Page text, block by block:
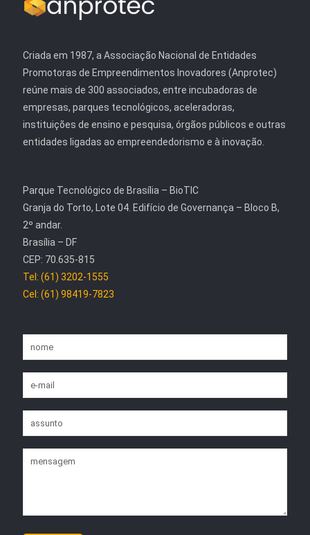
Criada em 1987, a Associação Nacional de Entidades
Promotoras de Empreendimentos Inovadores (Anprotec)
reúne mais de 300 associados, entre incubadoras de
empresas, parques tecnológicos, aceleradoras,
instituições de ensino e pesquisa, órgãos públicos e outras
entidades ligadas ao empreendedorismo e à inovação.
Parque Tecnológico de Brasília – BioTIC
Granja do Torto, Lote 04. Edifício de Governança – Bloco B,
2º andar.
Brasília – DF
CEP: 70.635-815
Tel: (61) 3202-1555
Cel: (61) 98419-7823